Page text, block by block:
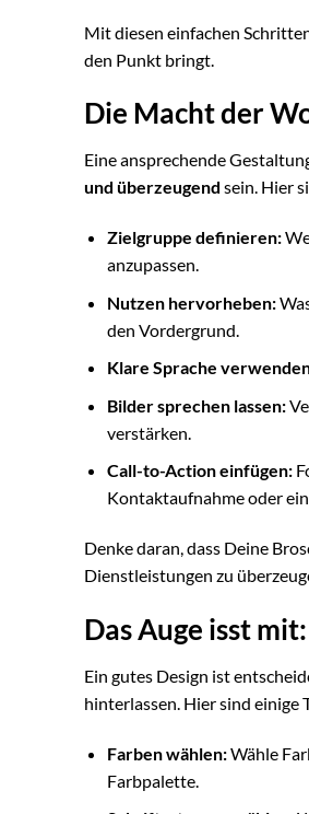
Mit diesen einfachen
den Punkt bringt.
Die Macht der
Eine ansprechende
und überzeugend sein. Hier
Zielgruppe definieren:
anzupassen.
Nutzen hervorheben:
den Vordergrund.
Klare Sprache
Bilder sprechen lassen:
verstärken.
Call-to-Action einfügen:
Kontaktaufnahme oder
Denke daran, dass Deine
Dienstleistungen zu
Das Auge isst
Ein gutes Design ist
hinterlassen. Hier sind einige
Farben wählen:Wähle
Farbpalette.